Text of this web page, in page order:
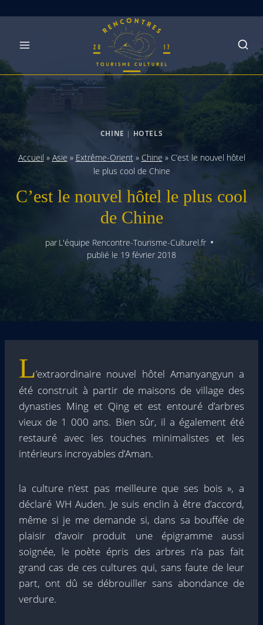
CHINE | HOTELS
Accueil » Asie » Extrême-Orient» Chine » C’est le nouvel hôtel
le plus cool de Chine
C’est le nouvel hôtel le plus cool
de Chine
par L'équipe Rencontre-Tourisme-Culturel.fr
publié le 19 février 2018
L’extraordinaire nouvel hôtel Amanyangyun a
été construit à partir de maisons de village des
dynasties Ming et Qing et est entouré d’arbres
vieux de 1 000 ans. Bien sûr, il a également été
restauré avec les touches minimalistes et les
intérieurs incroyables d’Aman.
la culture n’est pas meilleure que ses bois », a
déclaré WH Auden. Je suis enclin à être d’accord,
même si je me demande si, dans sa bouffée de
plaisir d’avoir produit une épigramme aussi
soignée, le poète épris des arbres n’a pas fait
grand cas de ces cultures qui, sans faute de leur
part, ont dû se débrouiller sans abondance de
verdure.